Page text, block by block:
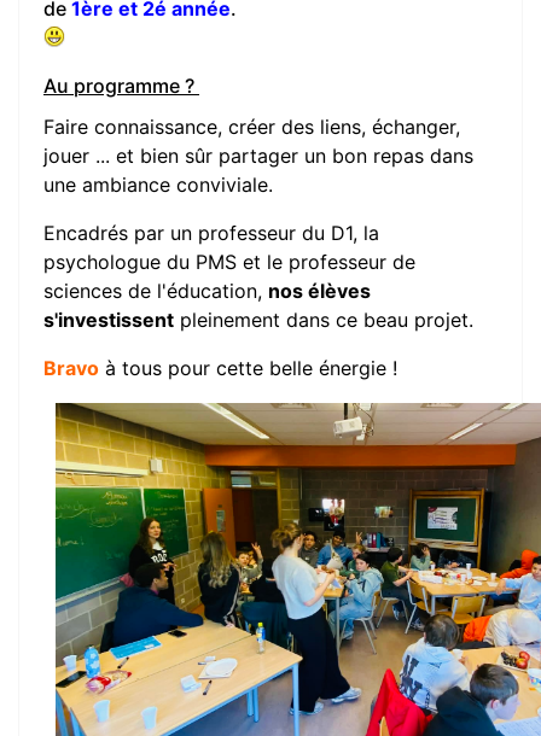
de 1ère et 2é année.
Au programme ?
Faire connaissance, créer des liens, échanger,
jouer ... et bien sûr partager un bon repas dans
une ambiance conviviale.
Encadrés par un professeur du D1, la
psychologue du PMS et le professeur de
sciences de l'éducation, nos élèves
s'investissent pleinement dans ce beau projet.
Bravo à tous pour cette belle énergie !